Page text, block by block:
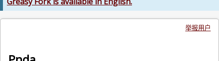
举报用户